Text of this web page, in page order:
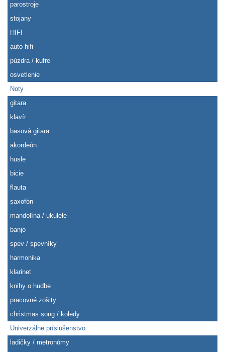
parostroje
stojany
HIFI
auto hifi
púzdra / kufre
osvetlenie
Noty
gitara
klavír
basová gitara
akordeón
husle
bicie
flauta
saxofón
mandolína / ukulele
banjo
spev / spevníky
harmonika
klarinet
knihy o hudbe
pracovné zošity
christmas song / koledy
Univerzálne príslušenstvo
ladičky / metronómy